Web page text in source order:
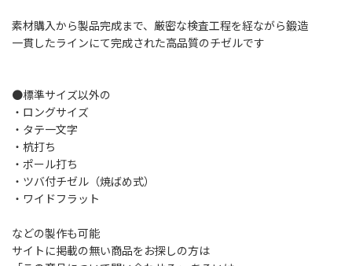
素材購入から製品完成まで、厳密な検査工程を経ながら鍛造
一貫したラインにて完成された高品質のチゼルです
●標準サイズ以外の
・ロングサイズ
・タテ一文字
・杭打ち
・ポール打ち
・ツバ付チゼル（焼ばめ式）
・ワイドフラット
などの製作も可能
サイトに掲載の無い商品をお探しの方は